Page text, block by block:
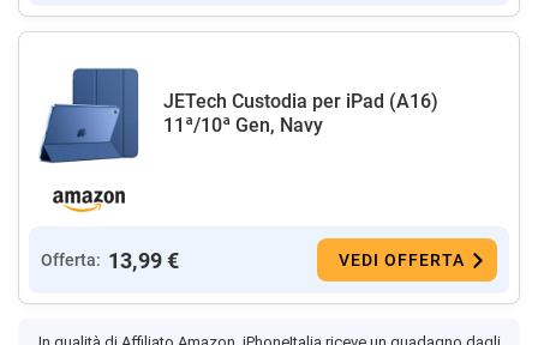
JETech Custodia per iPad (A16)
11ª/10ª Gen, Navy
Offerta: 13,99 € VEDI OFFERTA